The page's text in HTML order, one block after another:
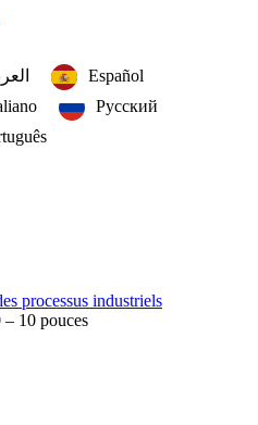
Español
Русский
processus industriels
10 pouces